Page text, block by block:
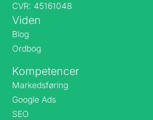
CVR: 45161048
Viden
Blog
Ordbog
Kompetencer
Markedsføring
Google Ads
SEO